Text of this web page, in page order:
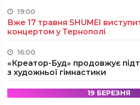
19:00
Вже 17 травня SHUMEI
концертом у Тернополі
16:00
«Креатор-Буд» продовжує
з художньої гімнастики
19 БЕРЕЗНЯ